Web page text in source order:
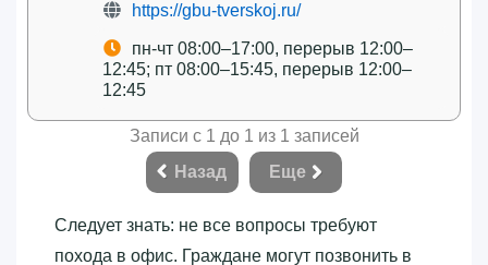
https://gbu-tverskoj.ru/
пн-чт 08:00–17:00, перерыв 12:00–
12:45; пт 08:00–15:45, перерыв 12:00–
12:45
Записи с 1 до 1 из 1 записей
Назад
Еще
Следует знать: не все вопросы требуют
похода в офис. Граждане могут позвонить в